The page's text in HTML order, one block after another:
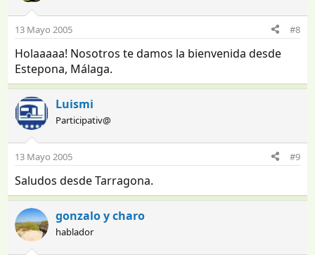
13 Mayo 2005 #8
Holaaaaa! Nosotros te damos la bienvenida desde
Estepona, Málaga.
Luismi
Participativ@
13 Mayo 2005 #9
Saludos desde Tarragona.
gonzalo y charo
hablador